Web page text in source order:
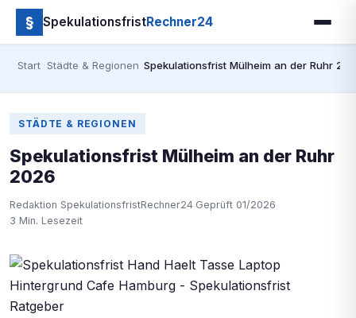
§ SpekulationsfristRechner24
Start Städte & Regionen ›Spekulationsfrist Mülheim an der Ruhr
STÄDTE & REGIONEN
Spekulationsfrist Mülheim an der Ruhr
2026
Redaktion SpekulationsfristRechner24 Geprüft 01/2026
3 Min. Lesezeit